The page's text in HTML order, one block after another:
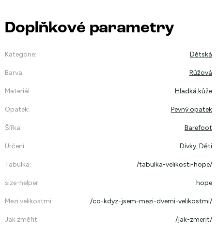
Doplňkové parametry
Kategorie: Dětská
Barva: Růžová
Materiál: Hladká kůže
Opatek: Pevný opatek
Šířka: Barefoot
Určení: Dívky,Děti
Tabulka: /tabulka-velikosti-hope/
size-helper: hope
Mezi velikostmi: /co-kdyz-jsem-mezi-dvemi-velikostmi/
Jak změřit: /jak-zmerit/